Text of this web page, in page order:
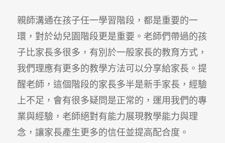
親師溝通在孩子任一學習階段，都是重要的一
環，對於幼兒園階段更是重要。老師們帶過的孩
子比家長多很多，有別於一般家長的教育方式，
我們理應有更多的教學方法可以分享給家長。提
醒老師，這個階段的家長多半是新手家長，經驗
上不足，會有很多疑問是正常的，運用我們的專
業與經驗，老師絕對有能力展現教學能力與理
念，讓家長產生更多的信任並提高配合度。